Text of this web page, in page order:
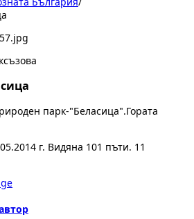
парк-"Беласица".Гората
г. Видяна 101 пъти. 11